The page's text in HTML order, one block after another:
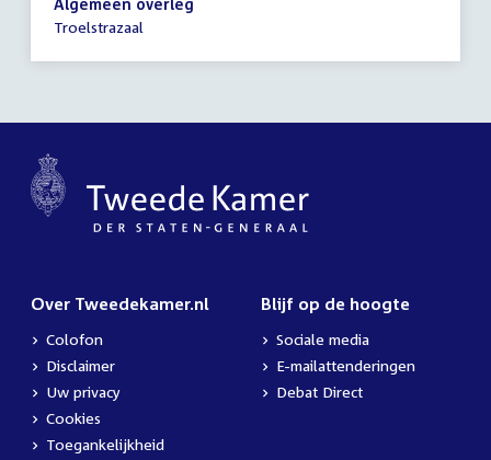
-
uur
Algemeen overleg
Troelstrazaal
Over Tweedekamer.nl
Colofon
Disclaimer
Uw privacy
Cookies
Toegankelijkheid
Blijf op de hoogte
Sociale media
E-mailattenderingen
Debat Direct